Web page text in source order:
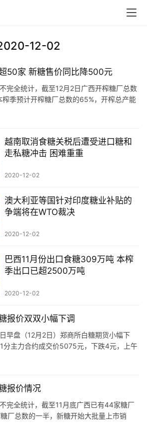
12-02
50家 新糖售价同比降500元
完全统计，截至12月2日广西开榨糖厂总数
季预计开榨糖厂总数的65%，开榨总产能
越南取消食糖关税后遭受进口糖和
走私糖冲击 困难重重
2020-12-02
澳大利亚等国针对印度糖业补贴的
争端将在WTO裁决
2020-12-02
巴西11月份出口食糖309万吨 本榨
季出口已超2500万吨
2020-12-02
报价双双小幅下调
早盘（12月2日）郑商所白糖期货小幅下
分主力合约成交价5075元，下跌4元，上午
报价情况
完全统计，截至11月底广西已有44家糖厂
厂总数的一半，新糖开始大批量上市销